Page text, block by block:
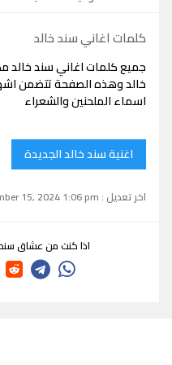
كلمات اغاني سند خالد
جميع كلمات اغاني سند خالد
خالد وهذه الصفحة تتضمن
اسماء الملحنين والشعراء
اغنية سند خالد الجديدة
اخر تعديل : September 15, 2024 1:06 pm
اذا كنت من عشاق